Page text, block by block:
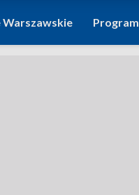
Warszawskie